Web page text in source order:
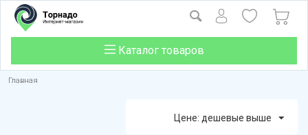
Каталог товаров
Главная
Цене: дешевые выше